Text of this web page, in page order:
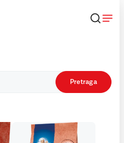
Pretraga